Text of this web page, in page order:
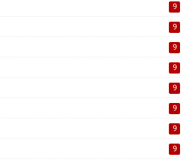
9
9
9
9
9
9
9
9